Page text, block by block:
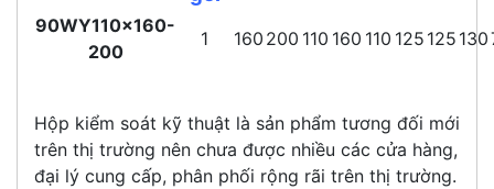
90WY110x160-
200
1 160 200 110 160 110 125 125 130
Hộp kiểm soát kỹ thuật là sản phẩm tương đối mới
trên thị trường nên chưa được nhiều các cửa hàng,
đại lý cung cấp, phân phối rộng rãi trên thị trường.